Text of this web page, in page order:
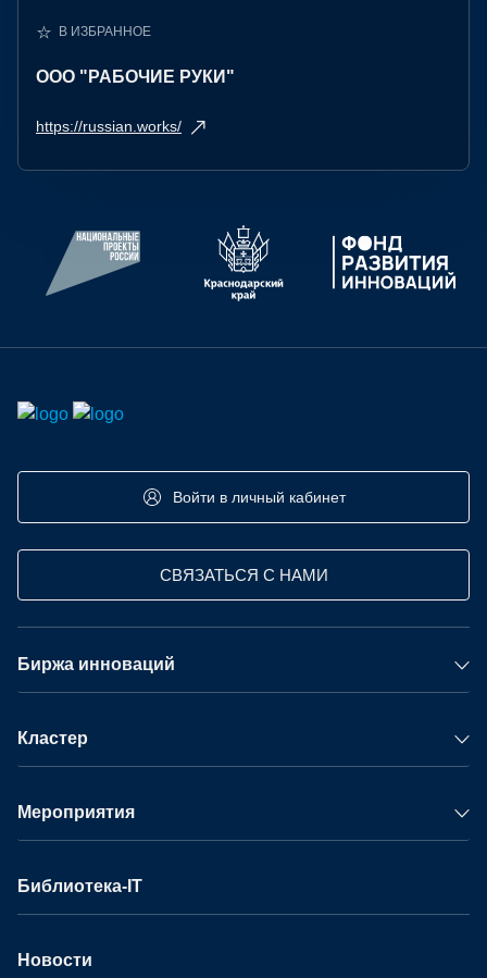
В ИЗБРАННОЕ
ООО "РАБОЧИЕ РУКИ"
https://russian.works/
Войти в личный кабинет
СВЯЗАТЬСЯ С НАМИ
Биржа инноваций
Кластер
Мероприятия
Библиотека-IT
Новости